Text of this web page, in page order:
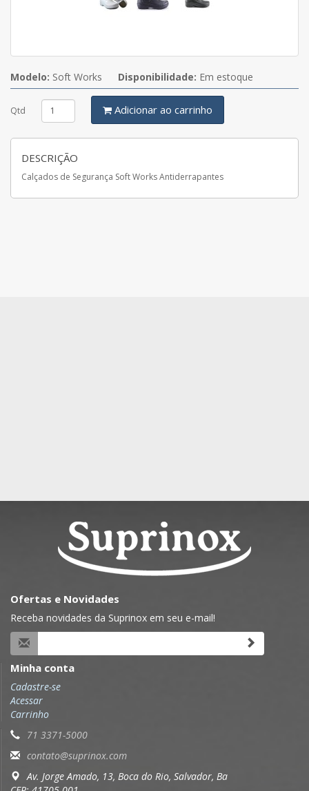
Modelo: Soft Works Disponibilidade: Em estoque
Qtd Adicionar ao carrinho
DESCRIÇÃO
Calçados de Segurança Soft Works Antiderrapantes
Ofertas e Novidades
Receba novidades da Suprinox em seu e-mail!
Minha conta
Cadastre-se
Acessar
Carrinho
71 3371-5000
contato@suprinox.com
Av. Jorge Amado, 13, Boca do Rio, Salvador, Ba